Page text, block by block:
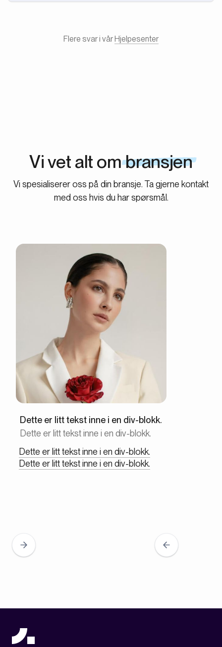
trykk på startknappen og start rekrutteringen av
Flere svar i vårHjelpesenter
Vi vet alt ombransjen
Vi spesialiserer oss på din bransje. Ta gjerne kontakt
med oss hvis du har spørsmål.
Dette er litt tekst inne i en div-blokk.
Dette er litt tekst inne i en div-blokk.
Dette er litt tekst inne i en div-blokk.
Dette er litt tekst inne i en div-blokk.